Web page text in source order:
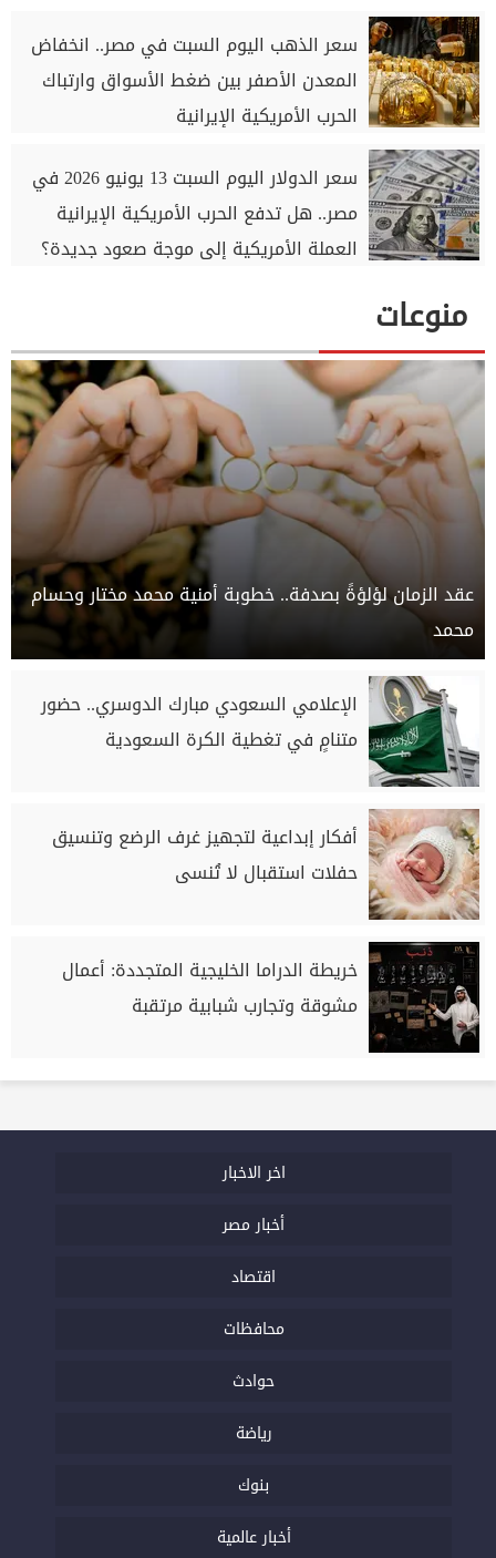
سعر الذهب اليوم السبت في مصر.. انخفاض
المعدن الأصفر بين ضغط الأسواق وارتباك
الحرب الأمريكية الإيرانية
سعر الدولار اليوم السبت 13 يونيو 2026 في
مصر.. هل تدفع الحرب الأمريكية الإيرانية
العملة الأمريكية إلى موجة صعود جديدة؟
منوعات
عقد الزمان لؤلؤةً بصدفة.. خطوبة أمنية محمد مختار وحسام
محمد
الإعلامي السعودي مبارك الدوسري.. حضور
متنامٍ في تغطية الكرة السعودية
أفكار إبداعية لتجهيز غرف الرضع وتنسيق
حفلات استقبال لا تُنسى
خريطة الدراما الخليجية المتجددة: أعمال
مشوقة وتجارب شبابية مرتقبة
اخر الاخبار
أخبار مصر
اقتصاد
محافظات
حوادث
رياضة
بنوك
أخبار عالمية